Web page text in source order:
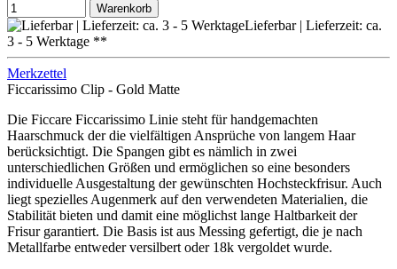
Warenkorb
Lieferbar | Lieferzeit: ca.
3 - 5 Werktage **
Merkzettel
Ficcarissimo Clip - Gold Matte
Die Ficcare Ficcarissimo Linie steht für handgemachten
Haarschmuck der die vielfältigen Ansprüche von langem Haar
berücksichtigt. Die Spangen gibt es nämlich in zwei
unterschiedlichen Größen und ermöglichen so eine besonders
individuelle Ausgestaltung der gewünschten Hochsteckfrisur. Auch
liegt spezielles Augenmerk auf den verwendeten Materialien, die
Stabilität bieten und damit eine möglichst lange Haltbarkeit der
Frisur garantiert. Die Basis ist aus Messing gefertigt, die je nach
Metallfarbe entweder versilbert oder 18k vergoldet wurde.